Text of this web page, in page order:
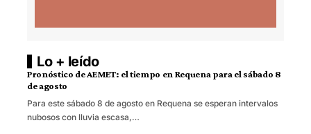
Lo + leído
Pronóstico de AEMET: el tiempo en Requena para el sábado 8
de agosto
Para este sábado 8 de agosto en Requena se esperan intervalos
nubosos con lluvia escasa,…